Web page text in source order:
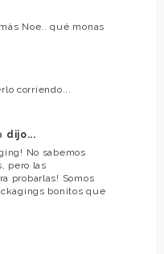
Noe.. qué monas
corriendo...
dijo...
No sabemos
pero las
probarlas! Somos
bonitos que